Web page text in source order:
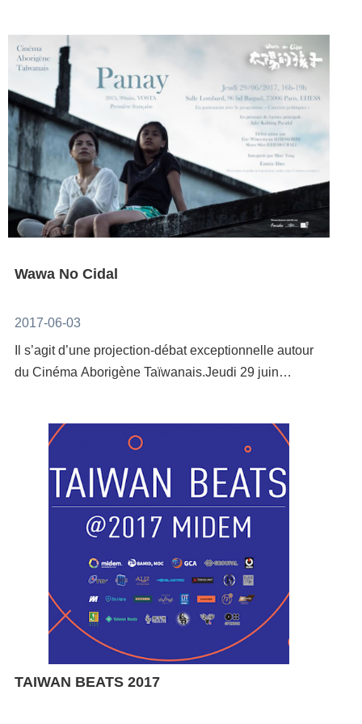
report), Chien-Fan LIU (Plongée) et LINX (In my
eyes). Au cours des quatre jours que durera cette
grande foire, de nombreux événements seront
organisés au Pavillon Taiwan, comme des
performances graphiques, des séances de dédicace,
des rencontres de cessions de droits à l’étranger, qui
ne manqueront pas d’attirer l’attention des éditeurs
français et d’autres pays. L’inauguration du Pavillon
Taiwan se fera au 25 janvier à 15h30 (Pavillon
Manga, Stand FL10, rue des Frères Lumière) .
巴黎小故事～Tels des poètes, nous chantons notre
petite histoire de Paris～Such as poets, we sing our
little history of Paris～ ...................Créatrice
voyageuse, elle poursuit son «carnet de voyage du
pipa». Lien Peiju, artiste taïwanaise joueuse de pipa,
excelle dans l’art du conte musicale. Histoires
joyeuses ou tristes sont dépeintes avec poésie telle
des peintures chinoises. Lien Peiju expérimente la
création à travers le voyage et ces six mois
particulièrement riche en inspiration et créativité. Le 9
également des oeuvres crées pour elle par les
compositeurs Jacopo Salvatori et Yastaka Togo,
sera accompagnée par le percussionniste Hsin
Yiwang, de passage en France, Alexandre Czyrski,
guitariste classique, Idlir Shyti, violoncelliste venu
d’Albanie et Hiroshi Murayama, pianiste de jazz. Vous
êtes conviés à partager cette balade musicale pleine
de romantisme et de poésie.
Wawa No Cidal
2017-06-03
Il s’agit d’une projection-débat exceptionnelle autour
du Cinéma Aborigène Taïwanais.Jeudi 29 juin
qualité de la projection, l'entrée sera fermée jusqu'à la
avec le programme Caméras politiques, débat animé
par– M. Éric Wittersheim (EHESS / IRIS)– Mme
Skaya Siku (EHESS / CRAL)Interprétariat/traduction
chanteuse du peuple Amis Mme Ado Kaliting Pacidal
TAIWAN BEATS 2017